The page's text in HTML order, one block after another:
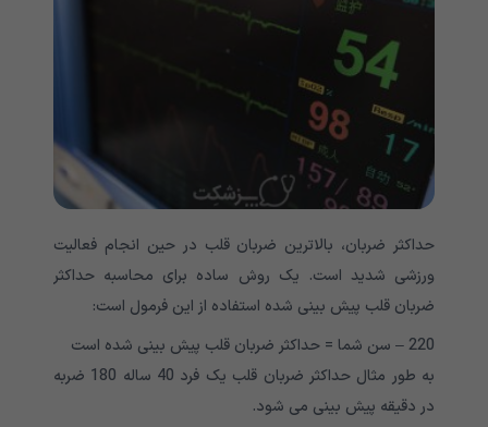
حداکثر ضربان، بالاترین ضربان قلب در حین انجام فعالیت
ورزشی شدید است. یک روش ساده برای محاسبه حداکثر
ضربان قلب پیش بینی شده استفاده از این فرمول است:
220 – سن شما = حداکثر ضربان قلب پیش بینی شده است
به طور مثال حداکثر ضربان قلب یک فرد 40 ساله 180 ضربه
در دقیقه پیش بینی می شود.